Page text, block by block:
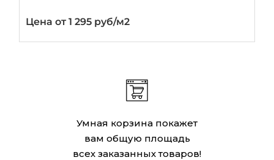
Цена от 1 295 руб/м2
Умная корзина покажет
вам общую площадь
всех заказанных товаров!